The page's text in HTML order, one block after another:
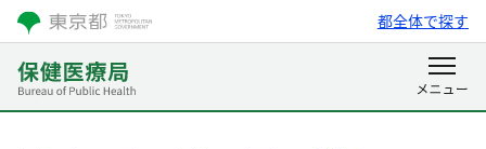
都全体で探す